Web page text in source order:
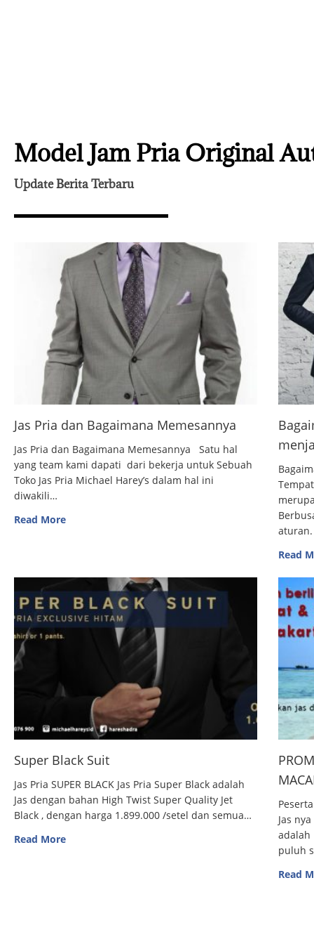
Model Jam Pria Original
Update Berita Terbaru
Jas Pria dan Bagaimana Memesannya
Jas Pria dan Bagaimana Memesannya Satu hal
yang team kami dapati dari bekerja untuk Sebuah
Toko Jas Pria Michael Harey’s dalam hal ini
diwakili…
Read More
Read
Super Black Suit
Jas Pria SUPER BLACK Jas Pria Super Black adalah
Jas dengan bahan High Twist Super Quality Jet
Black , dengan harga 1.899.000 /setel dan semua…
Read More
Jas
adalah
puluh
Read